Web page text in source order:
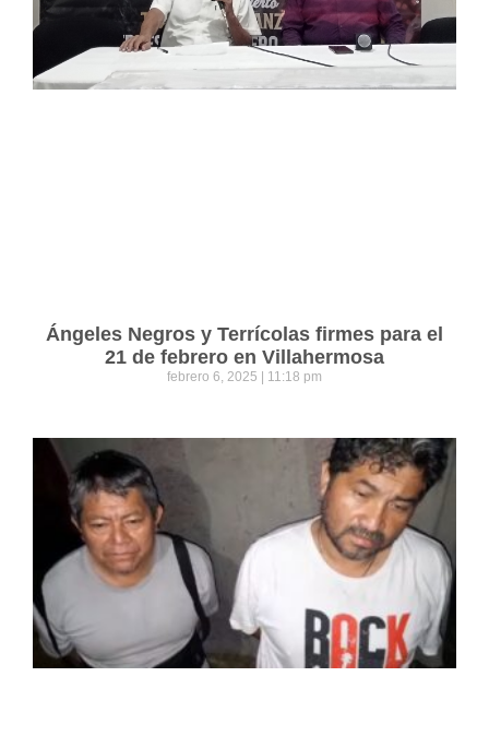
Ángeles Negros y Terrícolas firmes para el
21 de febrero en Villahermosa
febrero 6, 2025 11:18 pm